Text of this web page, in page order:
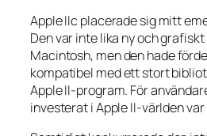
Apple IIc placerade sig mitt
Den var inte lika ny och
Macintosh, men den hade
kompatibel med ett stort
Apple II-program. För
investerat i Apple II-världen